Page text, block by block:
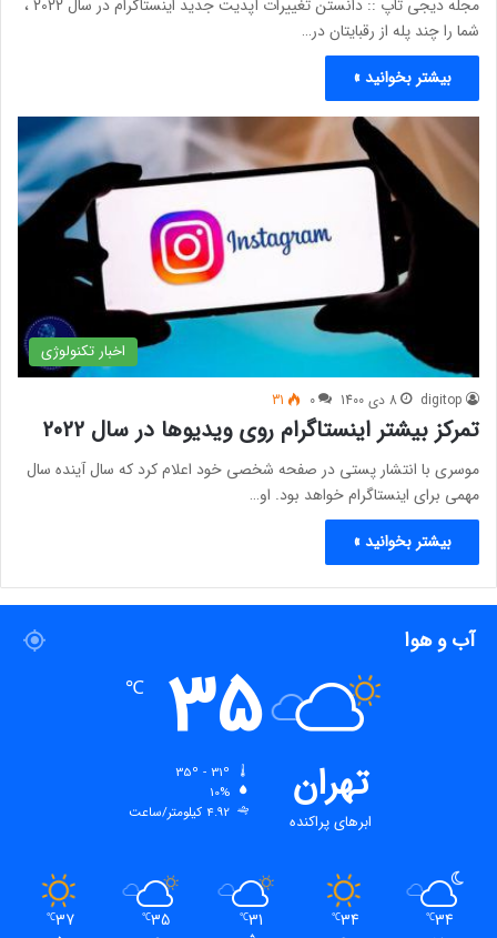
مجله دیجی تاپ :: دانستن تغییرات آپدیت جدید اینستاگرام در سال 2022 ،
شما را چند پله از رقبایتان در…
بیشتر بخوانید »
اخبار تکنولوژی
digitop 8 دی 1400 0
31
تمرکز بیشتر اینستاگرام روی ویدیوها در سال 2022
موسری با انتشار پستی در صفحه شخصی خود اعلام کرد که سال آینده سال
مهمی برای اینستاگرام خواهد بود. او…
بیشتر بخوانید »
آب و هوا
تهران
ابرهای پراکنده
35
℃
10%
4.92 کیلومتر/ساعت
34
℃
34
℃
31
℃
35
℃
37
℃